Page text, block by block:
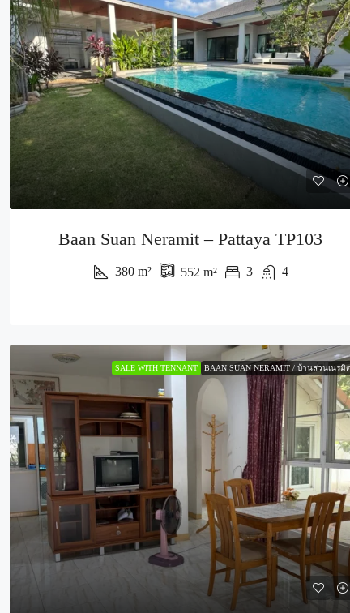
Baan Suan Neramit – Pattaya TP103
380 m² 552 m² 3 4
SALE WITH TENNANT BAAN SUAN NERAMIT / บ้านสวนเนรมิต